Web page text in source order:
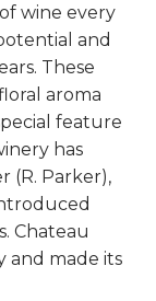
wine every
and
These
aroma
feature
has
(R. Parker),
Chateau
and made its